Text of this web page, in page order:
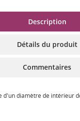
Description
Détails du produit
Commentaires
d'un diamètre de intérieur